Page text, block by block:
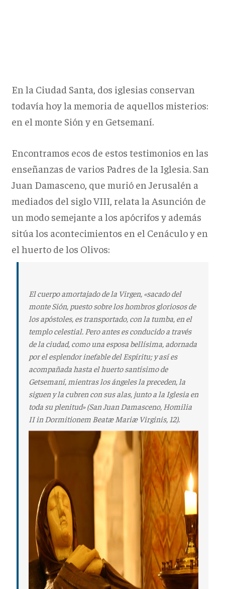
En la Ciudad Santa, dos iglesias conservan
todavía hoy la memoria de aquellos misterios:
en el monte Sión y en Getsemaní.
Encontramos ecos de estos testimonios en las
enseñanzas de varios Padres de la Iglesia. San
Juan Damasceno, que murió en Jerusalén a
mediados del siglo VIII, relata la Asunción de
un modo semejante a los apócrifos y además
sitúa los acontecimientos en el Cenáculo y en
el huerto de los Olivos:
El cuerpo amortajado de la Virgen, «sacado del
monte Sión, puesto sobre los hombros gloriosos de
los apóstoles, es transportado, con la tumba, en el
templo celestial. Pero antes es conducido a través
de la ciudad, como una esposa bellísima, adornada
por el esplendor inefable del Espíritu; y así es
acompañada hasta el huerto santísimo de
Getsemaní, mientras los ángeles la preceden, la
siguen y la cubren con sus alas, junto a la Iglesia en
toda su plenitud» (San Juan Damasceno, Homilia
II in Dormitionem Beatæ Mariæ Virginis, 12).